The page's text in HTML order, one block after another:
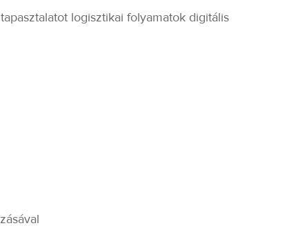
logisztikai folyamatok digitális